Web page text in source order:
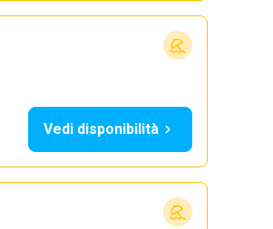
Vedi disponibilità